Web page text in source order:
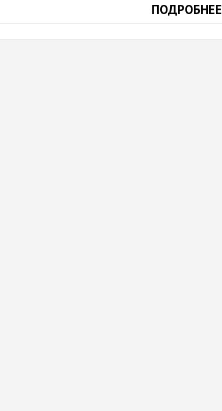
ПОДРОБНЕЕ